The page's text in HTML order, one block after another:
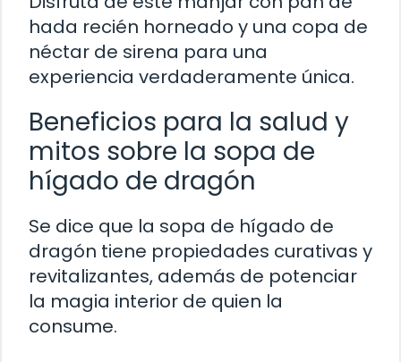
hada recién horneado y una copa de
néctar de sirena para una
experiencia verdaderamente única.
Beneficios para la salud y
mitos sobre la sopa de
hígado de dragón
Se dice que la sopa de hígado de
dragón tiene propiedades curativas y
revitalizantes, además de potenciar
la magia interior de quien la
consume.